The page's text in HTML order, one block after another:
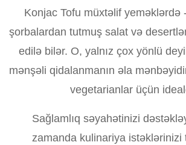
Konjac Tofu müxtəlif yeməklərdə
şorbalardan tutmuş salat və
edilə bilər. O, yalnız çox yönlü
mənşəli qidalanmanın əla
vegetarianlar üçün
Sağlamlıq səyahətinizi
zamanda kulinariya istəklərinizi